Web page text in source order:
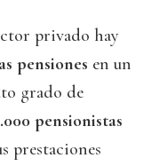
privado hay
pensiones en un
grado de
pensionistas
prestaciones